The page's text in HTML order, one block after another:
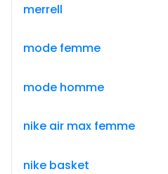
merrell
mode femme
mode homme
nike air max femme
nike basket